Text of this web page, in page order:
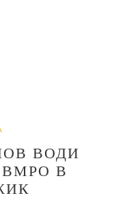
ВОДИ
В